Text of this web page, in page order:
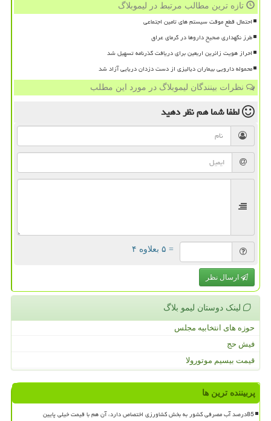
تازه ترین مطالب مرتبط در لیموبلاگ
احتمال قطع موقت سیستم های تامین اجتماعی
طرز نگهداری صحیح داروها در گرمای عراق
احراز هویت زائرین اربعین برای دریافت گذرنامه تسهیل شد
محموله دارویی بیماران دیالیزی از دست دزدان دریایی آزاد شد
نظرات بینندگان لیموبلاگ در مورد این مطلب
لطفا شما همنظر دهید
= ۵ بعلاوه ۴
ارسال نظر
لینک دوستان لیمو بلاگ
حوزه های انتخابیه مجلس
فیش حج
قیمت بیسیم موتورولا
پربیننده ترین ها
85درصد آب مصرفی کشور به بخش کشاورزی اختصاص دارد، آن هم با قیمت خیلی پایین